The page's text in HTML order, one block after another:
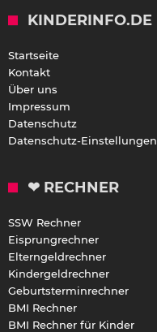
KINDERINFO.DE
Startseite
Kontakt
Über uns
Impressum
Datenschutz
Datenschutz-Einstellungen
❤ RECHNER
SSW Rechner
Eisprungrechner
Elterngeldrechner
Kindergeldrechner
Geburtsterminrechner
BMI Rechner
BMI Rechner für Kinder